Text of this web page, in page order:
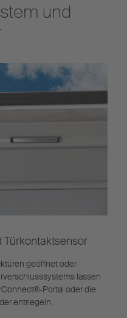
und
Türkontaktsensor
geöffnet oder
lassen
Portal oder die
entriegeln.